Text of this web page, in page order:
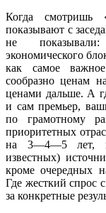
Когда смотришь
показывают с
не
экономического
как самое
сообразно ценам
ценами дальше. А
и сам премьер,
по грамотному
приоритетных
на 3—4—5 лет,
известных)
кроме очередных
Где жесткий спрос
за конкретные